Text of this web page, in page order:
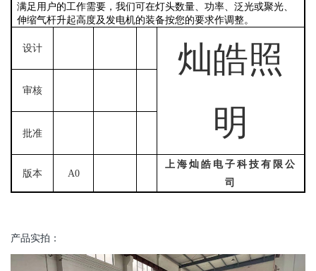
满足用户的工作需要，我们可在灯头数量、功率、泛光或聚光、
伸缩气杆升起高度及发电机的装备按您的要求作调整。
设计
灿皓照
明
审核
批准
版本 A0
上海灿皓电子科技有限公
司
产品实拍：